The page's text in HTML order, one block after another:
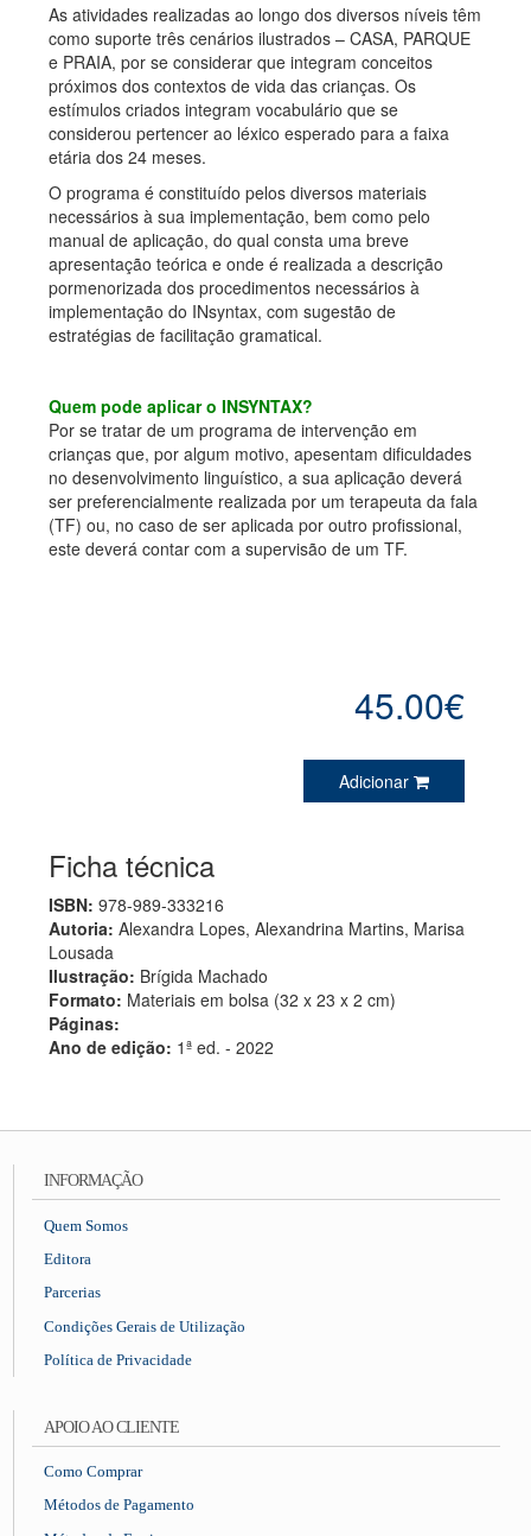
As atividades realizadas ao longo dos diversos níveis têm
como suporte três cenários ilustrados – CASA, PARQUE
e PRAIA, por se considerar que integram conceitos
próximos dos contextos de vida das crianças. Os
estímulos criados integram vocabulário que se
considerou pertencer ao léxico esperado para a faixa
etária dos 24 meses.
O programa é constituído pelos diversos materiais
necessários à sua implementação, bem como pelo
manual de aplicação, do qual consta uma breve
apresentação teórica e onde é realizada a descrição
pormenorizada dos procedimentos necessários à
implementação do INsyntax, com sugestão de
estratégias de facilitação gramatical.
Quem pode aplicar o INSYNTAX?
Por se tratar de um programa de intervenção em
crianças que, por algum motivo, apesentam dificuldades
no desenvolvimento linguístico, a sua aplicação deverá
ser preferencialmente realizada por um terapeuta da fala
(TF) ou, no caso de ser aplicada por outro profissional,
este deverá contar com a supervisão de um TF.
45.00€
Adicionar
Ficha técnica
ISBN: 978-989-333216
Autoria: Alexandra Lopes, Alexandrina Martins, Marisa
Lousada
Ilustração: Brígida Machado
Formato: Materiais em bolsa (32 x 23 x 2 cm)
Páginas:
Ano de edição: 1ª ed. - 2022
INFORMAÇÃO
Quem Somos
Editora
Parcerias
Condições Gerais de Utilização
Política de Privacidade
APOIO AO CLIENTE
Como Comprar
Métodos de Pagamento